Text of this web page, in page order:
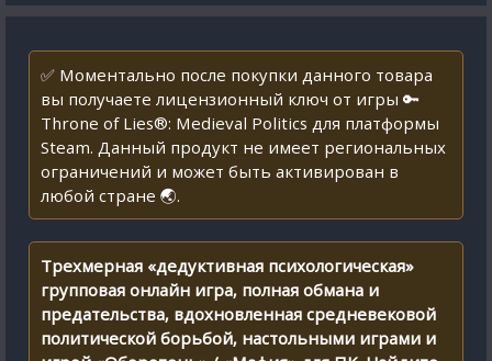
✅ Моментально после покупки данного товара
вы получаете лицензионный ключ от игры 🔑
Throne of Lies®: Medieval Politics для платформы
Steam. Данный продукт не имеет региональных
ограничений и может быть активирован в
любой стране 🌏.
Трехмерная «дедуктивная психологическая»
групповая онлайн игра, полная обмана и
предательства, вдохновленная средневековой
политической борьбой, настольными играми и